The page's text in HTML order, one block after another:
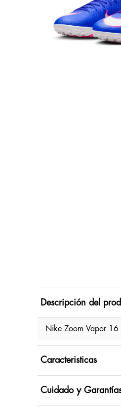
Descripción del
Nike Zoom Vapor 16
Caracteristicas
Cuidado y